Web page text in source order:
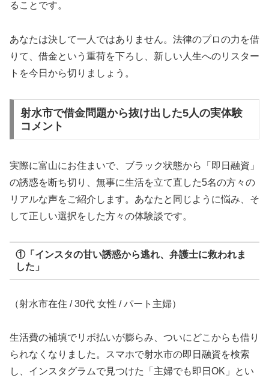
ることです。
あなたは決して一人ではありません。法律のプロの力を借
りて、借金という重荷を下ろし、新しい人生へのリスター
トを今日から切りましょう。
射水市で借金問題から抜け出した5人の実体験
コメント
実際に富山にお住まいで、ブラック状態から「即日融資」
の誘惑を断ち切り、無事に生活を立て直した5名の方々の
リアルな声をご紹介します。あなたと同じように悩み、そ
して正しい選択をした方々の体験談です。
①「インスタの甘い誘惑から逃れ、弁護士に救われま
した」
（射水市在住 / 30代 女性 / パート主婦）
生活費の補填でリボ払いが膨らみ、ついにどこからも借り
られなくなりました。スマホで射水市の即日融資を検索
し、インスタグラムで見つけた「主婦でも即日OK」とい